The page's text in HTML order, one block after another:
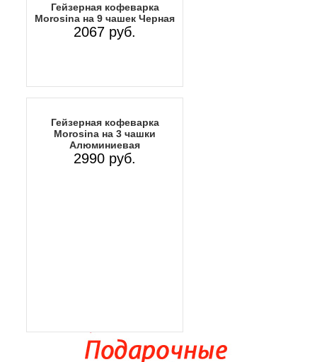
Гейзерная кофеварка
Morosina на 9 чашек Черная
2067 руб.
Гейзерная кофеварка
Morosina на 3 чашки
Алюминиевая
2990 руб.